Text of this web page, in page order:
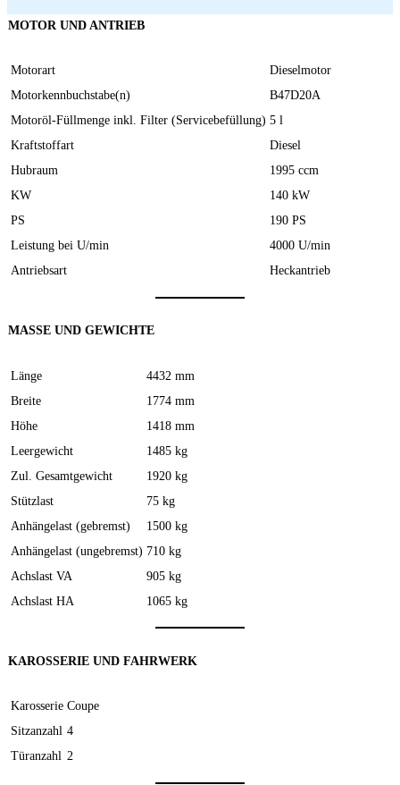
MOTOR UND ANTRIEB
Motorart
Dieselmotor
Motorkennbuchstabe(n)
B47D20A
Motoröl-Füllmenge inkl. Filter (Servicebefüllung) 5 l
Kraftstoffart
Diesel
Hubraum
1995 ccm
KW
140 kW
PS
190 PS
Leistung bei U/min
4000 U/min
Antriebsart
Heckantrieb
MASSE UND GEWICHTE
Länge
4432 mm
Breite
1774 mm
Höhe
1418 mm
Leergewicht
1485 kg
Zul. Gesamtgewicht
1920 kg
Stützlast
75 kg
Anhängelast (gebremst)
1500 kg
Anhängelast (ungebremst) 710 kg
Achslast VA
905 kg
Achslast HA
1065 kg
KAROSSERIE UND FAHRWERK
Karosserie Coupe
Sitzanzahl 4
Türanzahl 2